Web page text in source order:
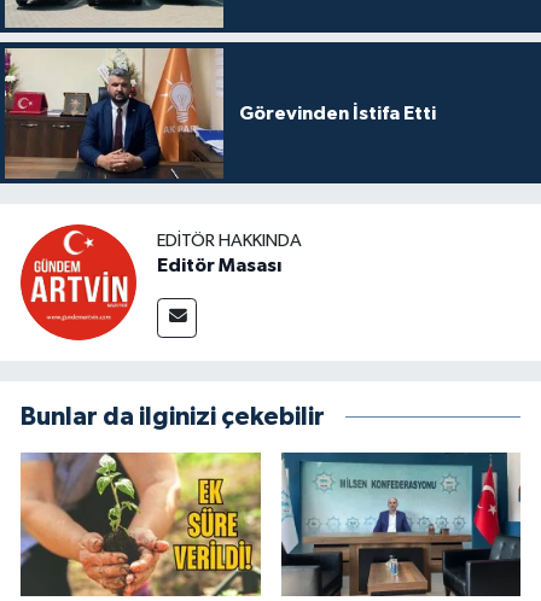
Görevinden İstifa Etti
EDITÖR HAKKINDA
Editör Masası
Bunlar da ilginizi çekebilir